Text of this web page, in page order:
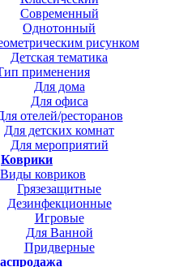
Современный
Однотонный
рисунком
Детская тематика
применения
Для дома
Для офиса
отелей/ресторанов
Для детских комнат
Для мероприятий
Коврики
Виды ковриков
Грязезащитные
Дезинфекционные
Игровые
Для Ванной
Придверные